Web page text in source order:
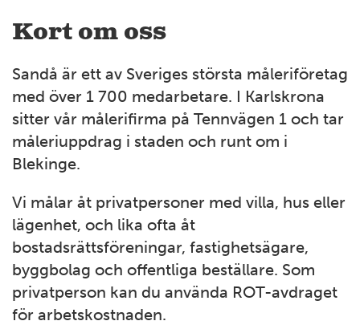
Kort om oss
Sandå är ett av Sveriges största måleriföretag
med över 1 700 medarbetare. I Karlskrona
sitter vår målerifirma på Tennvägen 1 och tar
måleriuppdrag i staden och runt om i
Blekinge.
Vi målar åt privatpersoner med villa, hus eller
lägenhet, och lika ofta åt
bostadsrättsföreningar, fastighetsägare,
byggbolag och offentliga beställare. Som
privatperson kan du använda ROT-avdraget
för arbetskostnaden.